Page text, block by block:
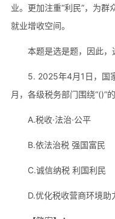
业。更加注重“利民”，为
就业增收空间。
本题是选是题，因此，
5. 2025年4月1日，国
月，各级税务部门围绕“()”
A.税收·法治·公平
B.依法治税 强国富民
C.诚信纳税 利国利民
D.优化税收营商环境